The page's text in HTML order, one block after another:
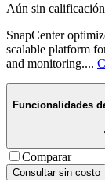
Aún sin calificación
SnapCenter
scalable platform
and monitoring....
Funcionalidades
Comparar
Consultar sin costo